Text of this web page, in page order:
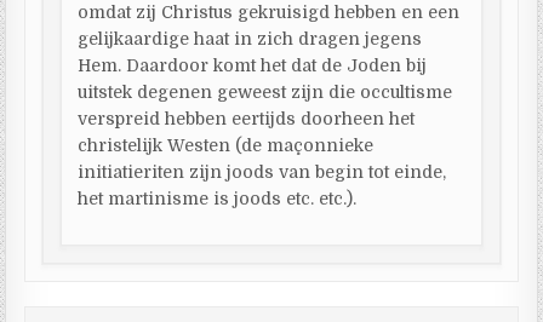
omdat zij Christus gekruisigd hebben en een
gelijkaardige haat in zich dragen jegens
Hem. Daardoor komt het dat de Joden bij
uitstek degenen geweest zijn die occultisme
verspreid hebben eertijds doorheen het
christelijk Westen (de maçonnieke
initiatieriten zijn joods van begin tot einde,
het martinisme is joods etc. etc.).